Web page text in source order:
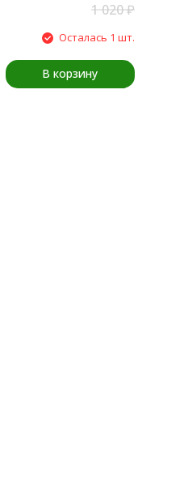
1 020₽
Осталась 1 шт.
В корзину